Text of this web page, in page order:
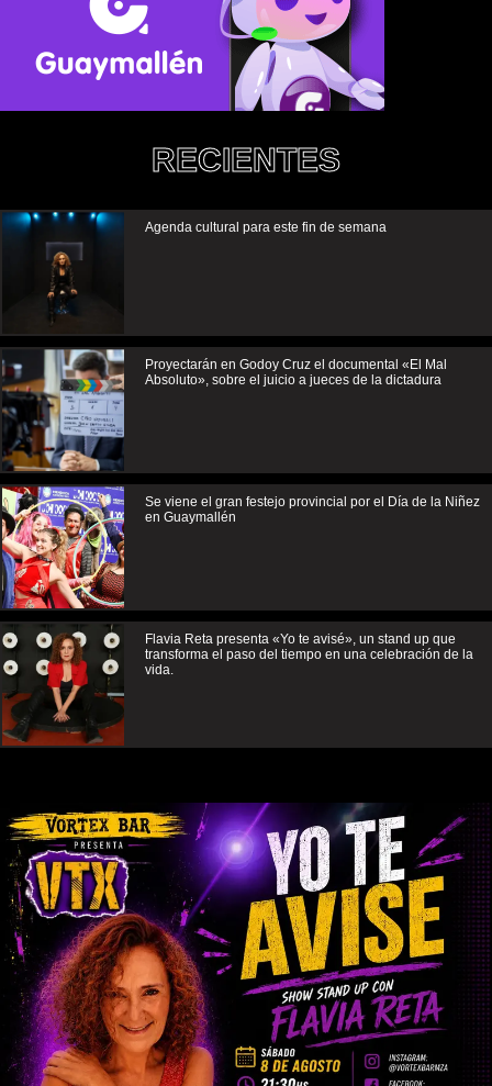
RECIENTES
Agenda cultural para este fin de semana
Proyectarán en Godoy Cruz el documental «El Mal
Absoluto», sobre el juicio a jueces de la dictadura
Se viene el gran festejo provincial por el Día de la Niñez
en Guaymallén
Flavia Reta presenta «Yo te avisé», un stand up que
transforma el paso del tiempo en una celebración de la
vida.